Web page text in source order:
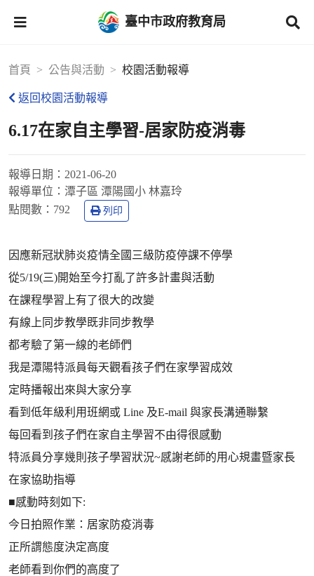
臺中市政府教育局
首頁 公告與活動 校園活動報導
返回校園活動報導
6.17在家自主學習-居家防疫消毒
報導日期： 2021-06-20
報導單位： 潭子區 潭陽國小 林嘉玲
點閱數： 792 列印
因應新冠狀肺炎疫情全國三級防疫停課不停學
從5/19(三)開始至今打亂了許多計畫與活動
在課程學習上有了很大的改變
有線上同步教學既非同步教學
都考驗了第一線的老師們
我是潭陽特派員每天觀看孩子們在家學習成效
定時播報出來與大家分享
看到低年級利用班網或 Line 及E-mail 與家長溝通聯繫
每回看到孩子們在家自主學習不由得很感動
特派員分享幾則孩子學習狀況~感謝老師的用心規畫暨家長
在家協助指導
■感動時刻如下:
今日拍照作業：居家防疫消毒
正所謂態度決定高度
老師看到你們的高度了